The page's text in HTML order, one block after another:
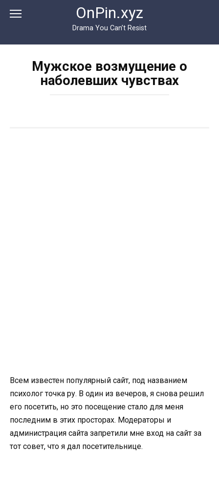
OnPin.xyz
Drama You Can’t Resist
Мужское возмущение о
наболевших чувствах
Всем известен популярный сайт, под названием
психолог точка ру. В один из вечеров, я снова решил
его посетить, но это посещение стало для меня
последним в этих просторах. Модераторы и
администрация сайта запретили мне вход на сайт за
тот совет, что я дал посетительнице.